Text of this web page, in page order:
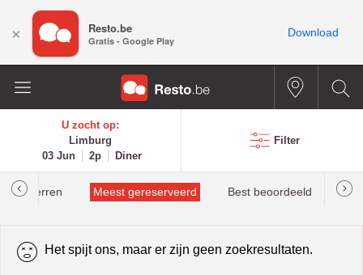
U zocht op:
Limburg
03 Jun
2p Diner
Filter
Meest gereserveerd Best beoordeeld
Het spijt ons, maar er zijn geen zoekresultaten.
× Resto.be
Gratis - Google Play
Download